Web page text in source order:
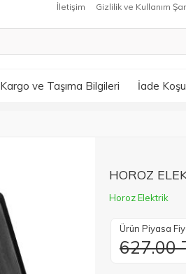
Gizlilik ve Kullanım
İletişim
Kargo ve Taşıma Bilgileri İade
HOROZ
Horoz Elektrik
Ürün Piyasa
627.00